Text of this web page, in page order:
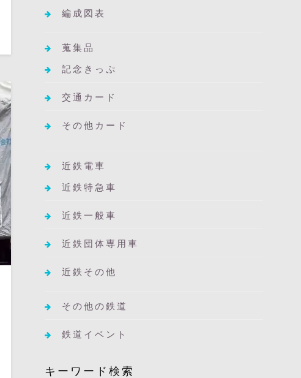
編成図表
蒐集品
記念きっぷ
交通カード
その他カード
近鉄電車
近鉄特急車
近鉄一般車
近鉄団体専用車
近鉄その他
その他の鉄道
鉄道イベント
キーワード検索